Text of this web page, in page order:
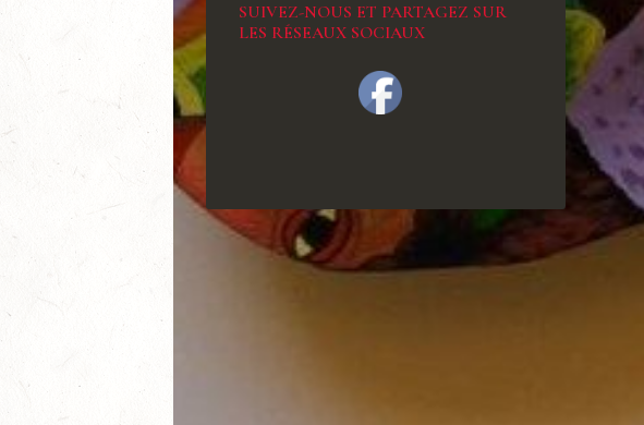
SUIVEZ-NOUS ET PARTAGEZ SUR
LES RÉSEAUX SOCIAUX